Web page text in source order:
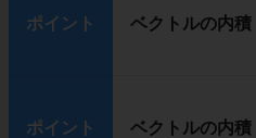
ポイント ベクトルの内積
ポイント ベクトルの内積